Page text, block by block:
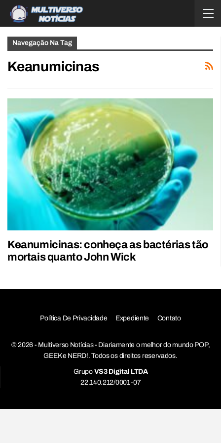
Navegação Na Tag
Keanumicinas
Keanumicinas: conheça as bactérias tão
mortais quanto John Wick
Política De Privacidade Expediente Contato
© 2026 - Multiverso Notícias - Diariamente o melhor do mundo POP,
GEEK e NERD!. Todos os direitos reservados.
Grupo VS3 Digital LTDA
22.140.212/0001-07